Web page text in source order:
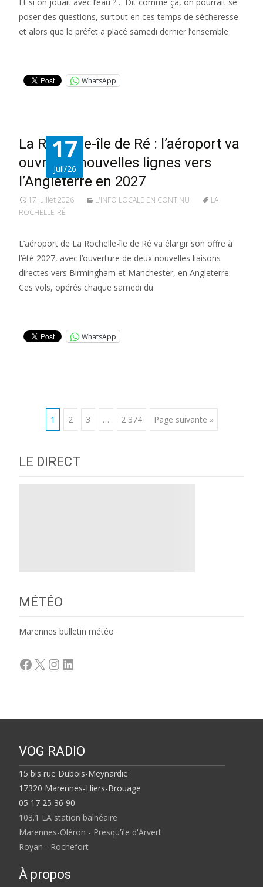
poser des questions, surtout en ces temps de sécheresse
et alors que le préfet a placé samedi dernier l’ensemble
WhatsApp
17
Juil/26
La Rochelle-île de Ré : l’aéroport va
ouvrir de nouvelles lignes vers
l’Angleterre en 2027
17 juillet 2026 L'INFO LOCALE EN CONTINU
LA
ROCHELLE-RÉ
L’aéroport de La Rochelle-île de Ré va élargir son offre à
l’été 2027, avec l’ouverture de deux nouvelles liaisons
directes vers Birmingham et Manchester, en Angleterre.
Ces vols, opérés chaque samedi du
WhatsApp
Posts
navigation
1 2 3 … 2 374 Page suivante »
LE DIRECT
MÉTÉO
Marennes bulletin météo
Facebook
X Instagram
LinkedIn
VOG RADIO
15 bis rue Dubois-Meynardie
17320 Marennes-Hiers-Brouage
05 17 25 36 90
103.1 LA station balnéaire
Marennes-Oléron - Presqu'île d'Arvert
Royan - Rochefort
À propos